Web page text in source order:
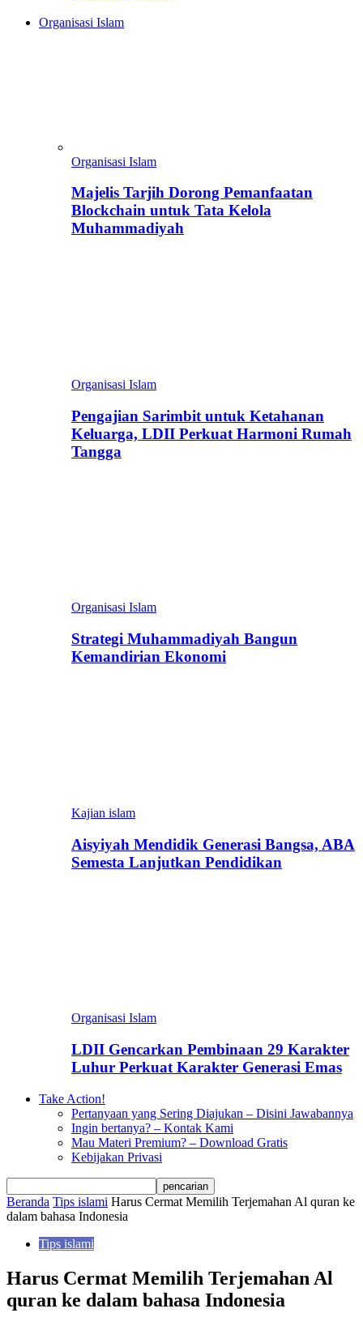
Organisasi Islam
Organisasi Islam
Majelis Tarjih Dorong Pemanfaatan
Blockchain untuk Tata Kelola
Muhammadiyah
Organisasi Islam
Pengajian Sarimbit untuk Ketahanan
Keluarga, LDII Perkuat Harmoni Rumah
Tangga
Organisasi Islam
Strategi Muhammadiyah Bangun
Kemandirian Ekonomi
Kajian islam
Aisyiyah Mendidik Generasi Bangsa, ABA
Semesta Lanjutkan Pendidikan
Organisasi Islam
LDII Gencarkan Pembinaan 29 Karakter
Luhur Perkuat Karakter Generasi Emas
Take Action!
Pertanyaan yang Sering Diajukan – Disini Jawabannya
Ingin bertanya? – Kontak Kami
Mau Materi Premium? – Download Gratis
Kebijakan Privasi
Beranda Tips islami Harus Cermat Memilih Terjemahan Al quran ke
dalam bahasa Indonesia
Tips islami
Harus Cermat Memilih Terjemahan Al
quran ke dalam bahasa Indonesia